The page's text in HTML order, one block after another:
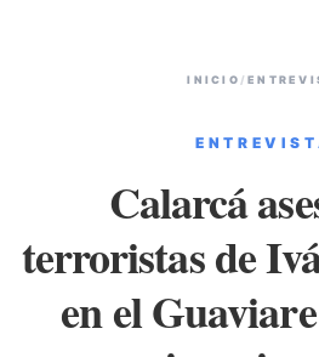
INICIO /
Calarcá
terroristas de
en el